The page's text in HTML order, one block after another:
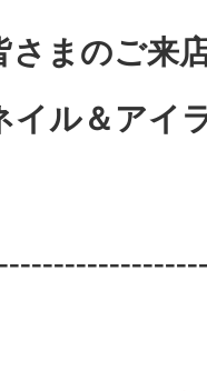
さまのご来
イル＆アイ